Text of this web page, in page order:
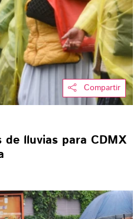
Compartir
lluvias para CDMX